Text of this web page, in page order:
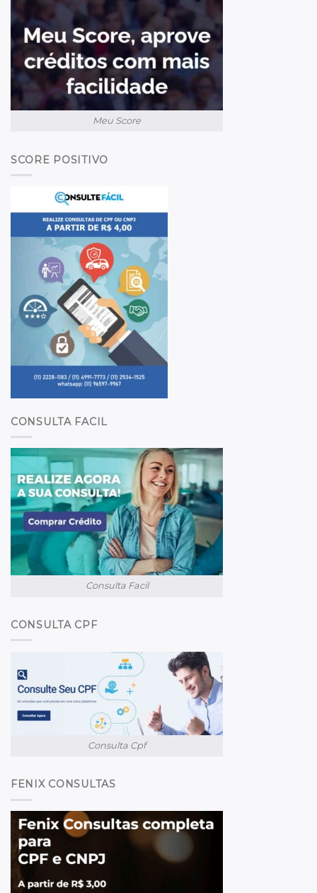
Meu Score
SCORE POSITIVO
CONSULTA FACIL
Consulta Facil
CONSULTA CPF
Consulta Cpf
FENIX CONSULTAS